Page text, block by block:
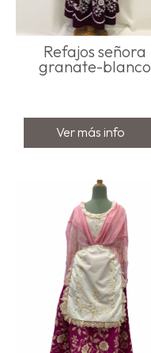
Refajos señora
granate-blanco
Ver más info